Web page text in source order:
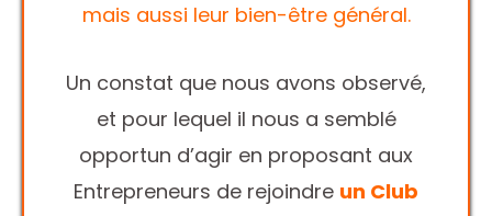
mais aussi leur bien-être général.
Un constat que nous avons observé,
et pour lequel il nous a semblé
opportun d’agir en proposant aux
Entrepreneurs de rejoindre un Club